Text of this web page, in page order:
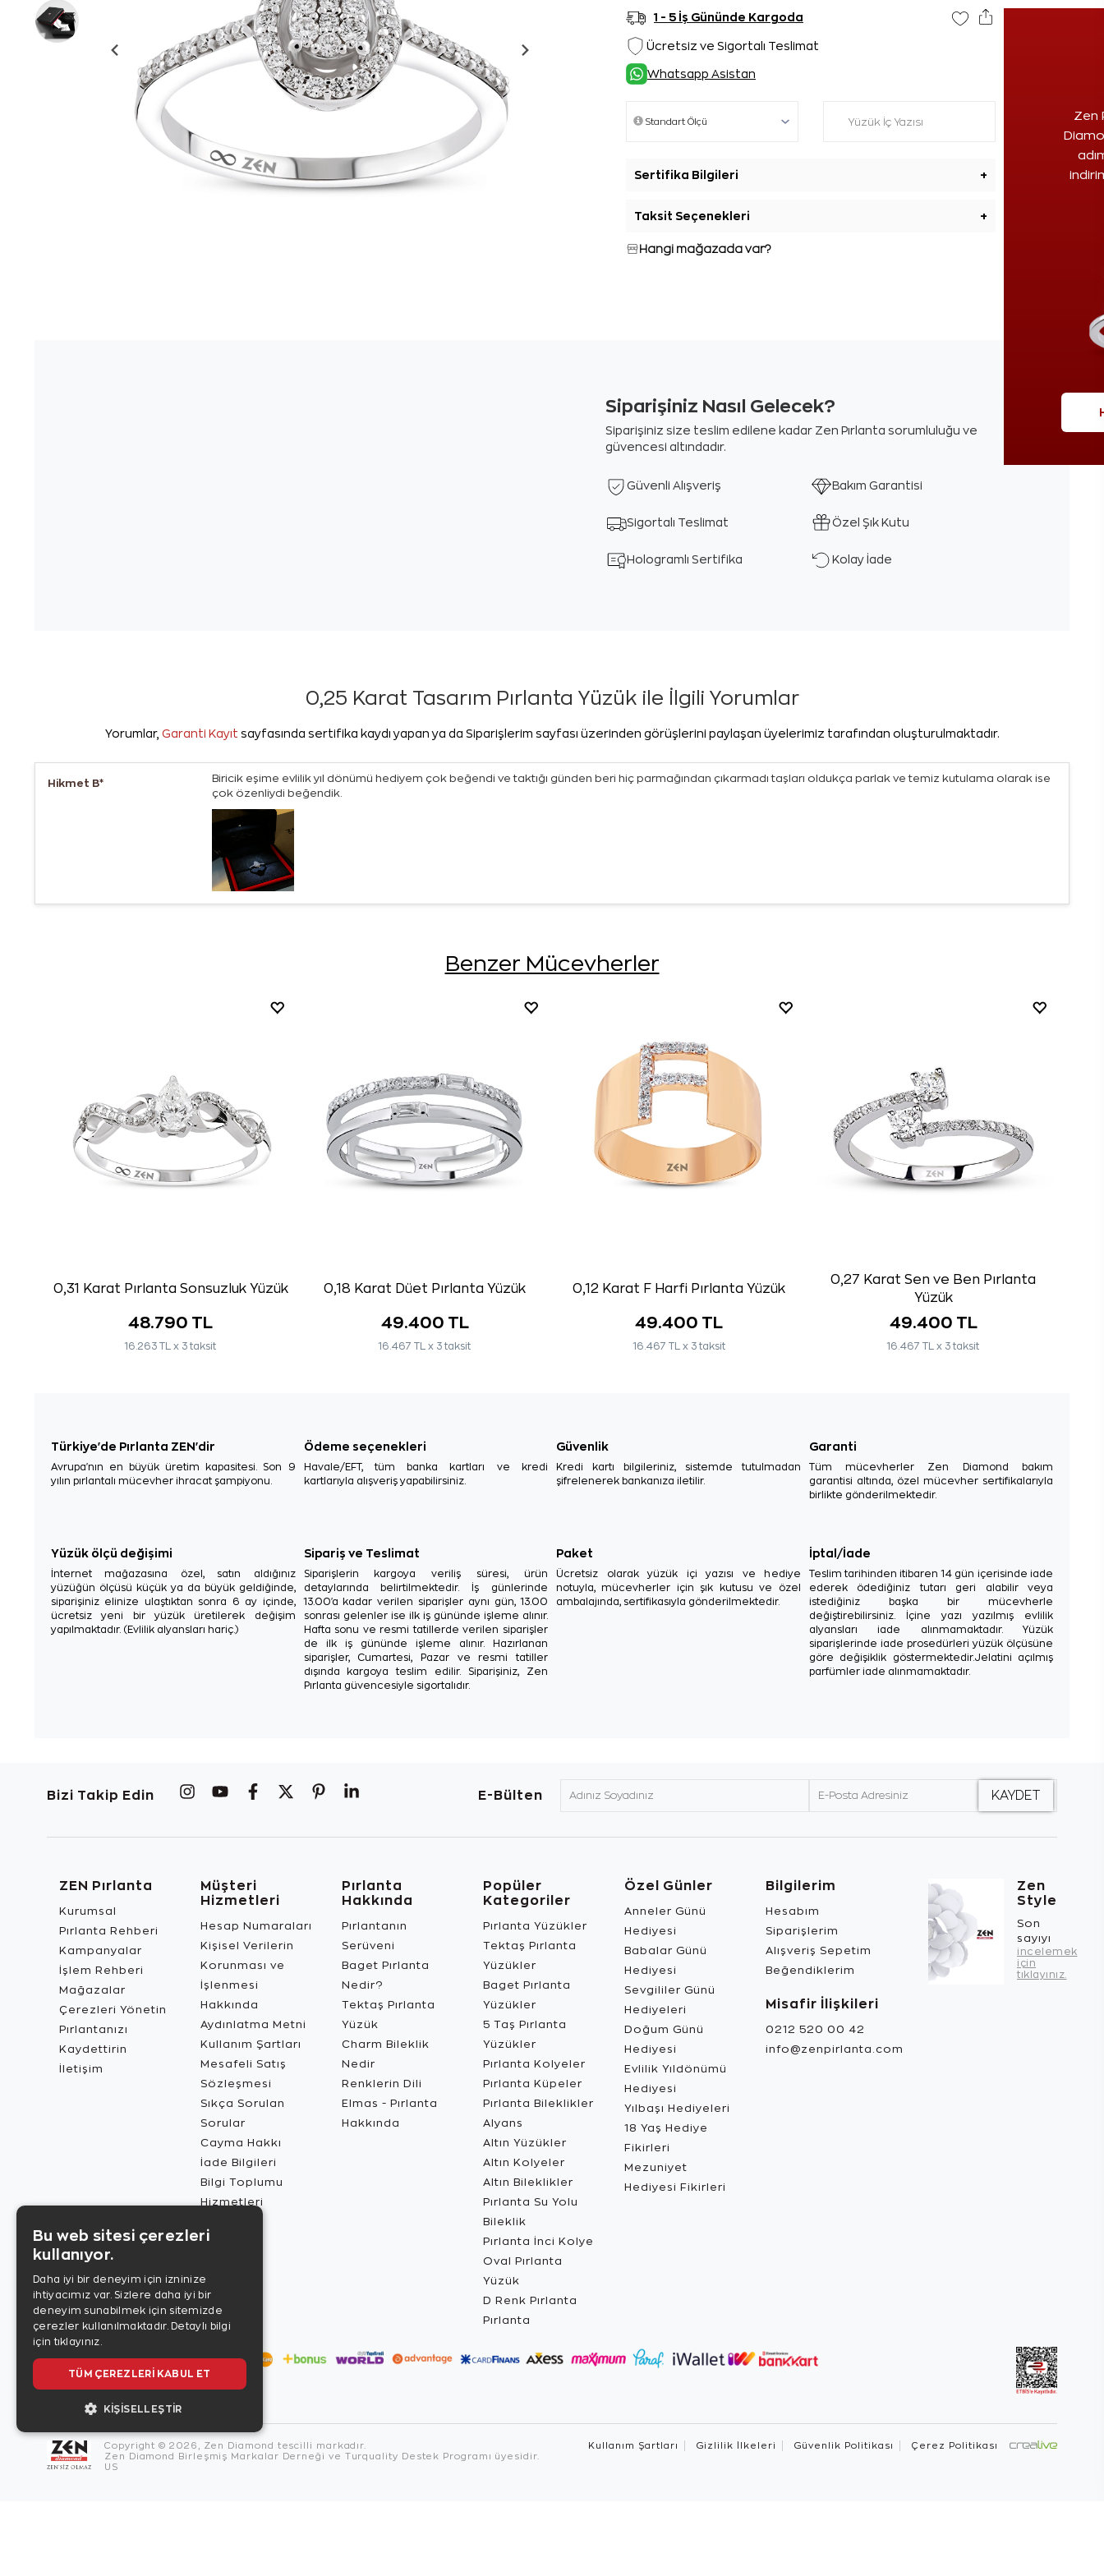
Zen
1 - 5 İş Gününde Kargoda
Ücretsiz ve Sigortalı Teslimat
Whatsapp Asistan
Sertifika Bilgileri +
Taksit Seçenekleri +
Hangi mağazada var?
Siparişiniz Nasıl Gelecek?
Siparişiniz size teslim edilene kadar Zen Pırlanta sorumluluğu ve
güvencesi altındadır.
Güvenli Alışveriş Bakım Garantisi
Sigortalı Teslimat Özel Şık Kutu
Hologramlı Sertifika Kolay İade
0,25 Karat Tasarım Pırlanta Yüzük ile İlgili Yorumlar
Yorumlar, Garanti Kayıt sayfasında sertifika kaydı yapan ya da Siparişlerim sayfası üzerinden görüşlerini paylaşan üyelerimiz tarafından oluşturulmaktadır.
Hikmet B*
Biricik eşime evlilik yıl dönümü hediyem çok beğendi ve taktığı günden beri hiç parmağından çıkarmadı taşları oldukça parlak ve temiz kutulama olarak ise
çok özenliydi beğendik.
Benzer Mücevherler
0,31 Karat Pırlanta Sonsuzluk Yüzük
48.790 TL
16.263 TL x 3 taksit
0,18 Karat Düet Pırlanta Yüzük
49.400 TL
16.467 TL x 3 taksit
0,12 Karat F Harfi Pırlanta Yüzük
49.400 TL
16.467 TL x 3 taksit
0,27 Karat Sen ve Ben Pırlanta
Yüzük
49.400 TL
16.467 TL x 3 taksit
Türkiye'de Pırlanta ZEN'dir
Avrupa'nın en büyük üretim kapasitesi. Son 9
yılın pırlantalı mücevher ihracat şampiyonu.
Ödeme seçenekleri
Havale/EFT, tüm banka kartları ve kredi
kartlarıyla alışveriş yapabilirsiniz.
Güvenlik
Kredi kartı bilgileriniz, sistemde tutulmadan
şifrelenerek bankanıza iletilir.
Garanti
Tüm mücevherler Zen Diamond bakım
garantisi altında, özel mücevher sertifikalarıyla
birlikte gönderilmektedir.
Yüzük ölçü değişimi
İnternet mağazasına özel, satın aldığınız
yüzüğün ölçüsü küçük ya da büyük geldiğinde,
siparişiniz elinize ulaştıktan sonra 6 ay içinde,
ücretsiz yeni bir yüzük üretilerek değişim
yapılmaktadır. (Evlilik alyansları hariç.)
Sipariş ve Teslimat
Siparişlerin kargoya veriliş süresi, ürün
detaylarında belirtilmektedir. İş günlerinde
13.00'a kadar verilen siparişler aynı gün, 13.00
sonrası gelenler ise ilk iş gününde işleme alınır.
Hafta sonu ve resmi tatillerde verilen siparişler
de ilk iş gününde işleme alınır. Hazırlanan
siparişler, Cumartesi, Pazar ve resmi tatiller
dışında kargoya teslim edilir. Siparişiniz, Zen
Pırlanta güvencesiyle sigortalıdır.
Paket
Ücretsiz olarak yüzük içi yazısı ve hediye
notuyla, mücevherler için şık kutusu ve özel
ambalajında, sertifikasıyla gönderilmektedir.
İptal/İade
Teslim tarihinden itibaren 14 gün içerisinde iade
ederek ödediğiniz tutarı geri alabilir veya
istediğiniz başka bir mücevherle
değiştirebilirsiniz. İçine yazı yazılmış evlilik
alyansları iade alınmamaktadır. Yüzük
siparişlerinde iade prosedürleri yüzük ölçüsüne
göre değişiklik göstermektedir.Jelatini açılmış
parfümler iade alınmamaktadır.
Bizi Takip Edin E-Bülten
ZEN Pırlanta
Kurumsal
Pırlanta Rehberi
Kampanyalar
İşlem Rehberi
Mağazalar
Çerezleri Yönetin
Pırlantanızı
Kaydettirin
İletişim
Müşteri
Hizmetleri
Hesap Numaraları
Kişisel Verilerin
Korunması ve
İşlenmesi
Hakkında
Aydınlatma Metni
Kullanım Şartları
Mesafeli Satış
Sözleşmesi
Sıkça Sorulan
Sorular
Cayma Hakkı
İade Bilgileri
Bilgi Toplumu
Hizmetleri
Pırlanta
Hakkında
Pırlantanın
Serüveni
Baget Pırlanta
Nedir?
Tektaş Pırlanta
Yüzük
Charm Bileklik
Nedir
Renklerin Dili
Elmas - Pırlanta
Hakkında
Popüler
Kategoriler
Pırlanta Yüzükler
Tektaş Pırlanta
Yüzükler
Baget Pırlanta
Yüzükler
5 Taş Pırlanta
Yüzükler
Pırlanta Kolyeler
Pırlanta Küpeler
Pırlanta Bileklikler
Alyans
Altın Yüzükler
Altın Kolyeler
Altın Bileklikler
Pırlanta Su Yolu
Bileklik
Pırlanta İnci Kolye
Oval Pırlanta
Yüzük
D Renk Pırlanta
Pırlanta
Özel Günler
Anneler Günü
Hediyesi
Babalar Günü
Hediyesi
Sevgililer Günü
Hediyeleri
Doğum Günü
Hediyesi
Evlilik Yıldönümü
Hediyesi
Yılbaşı Hediyeleri
18 Yaş Hediye
Fikirleri
Mezuniyet
Hediyesi Fikirleri
Bilgilerim
Hesabım
Siparişlerim
Alışveriş Sepetim
Beğendiklerim
Misafir İlişkileri
0212 520 00 42
info@zenpirlanta.com
Zen
Style
Son
sayıyı
incelemek
için
tıklayınız.
Copyright © 2026, Zen Diamond tescilli markadır.
Zen Diamond Birleşmiş Markalar Derneği ve Turquality Destek Programı üyesidir.
US
Kullanım Şartları Gizlilik İlkeleri Güvenlik Politikası Çerez Politikası
Bu web sitesi çerezleri
kullanıyor.
Daha iyi bir deneyim için izninize
ihtiyacımız var. Sizlere daha iyi bir
deneyim sunabilmek için sitemizde
çerezler kullanılmaktadır. Detaylı bilgi
için tıklayınız.
TÜM ÇEREZLERI KABUL ET
KIŞISELLEŞTIR